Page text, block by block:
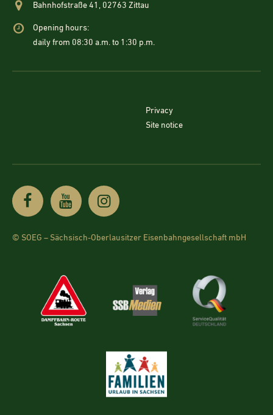
Bahnhofstraße 41, 02763 Zittau
Opening hours:
daily from 08:30 a.m. to 1:30 p.m.
Privacy
Site notice
© SOEG – Sächsisch-Oberlausitzer Eisenbahngesellschaft mbH